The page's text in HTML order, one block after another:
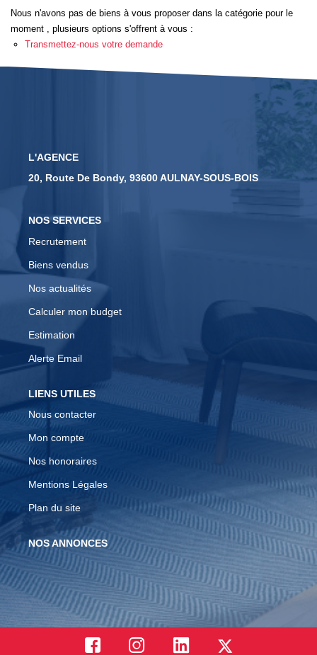
Qui Sommes-Nous ?
Nous n'avons pas de biens à vous proposer dans la catégorie pour le
moment , plusieurs options s'offrent à vous :
Transmettez-nous votre demande
L'AGENCE
20, Route De Bondy, 93600 AULNAY-SOUS-BOIS
NOS SERVICES
Recrutement
Biens vendus
Nos actualités
Calculer mon budget
Estimation
Alerte Email
LIENS UTILES
Nous contacter
Mon compte
Nos honoraires
Mentions Légales
Plan du site
NOS ANNONCES